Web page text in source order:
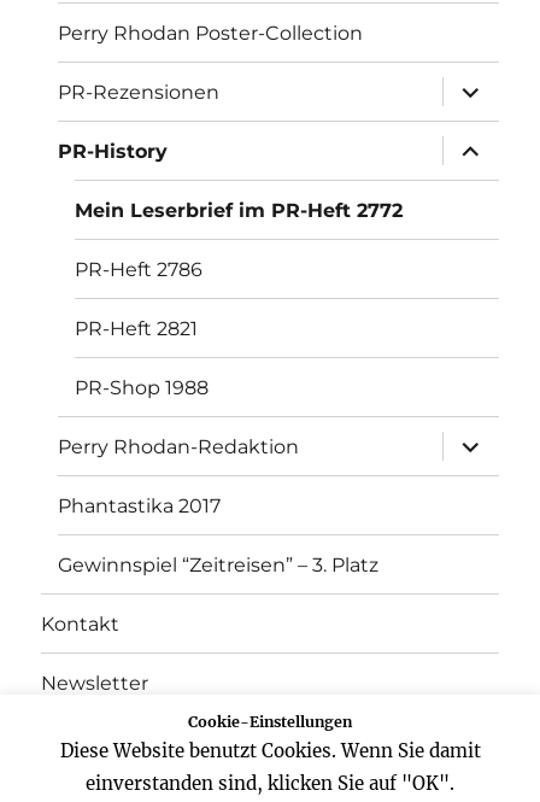
Perry Rhodan Poster-Collection
PR-Rezensionen
öffnen
PR-History
öffnen
Mein Leserbrief im PR-Heft 2772
PR-Heft 2786
PR-Heft 2821
PR-Shop 1988
Perry Rhodan-Redaktion
öffnen
Phantastika 2017
Gewinnspiel “Zeitreisen” – 3. Platz
Kontakt
Newsletter
Datenschutz
Cookie-Einstellungen
Diese Website benutzt Cookies. Wenn Sie damit
einverstanden sind, klicken Sie auf "OK".